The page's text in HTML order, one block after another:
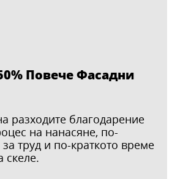
Повече Фасадни
разходите благодарение
на нанасяне, по-
труд и по-краткото време
скеле.